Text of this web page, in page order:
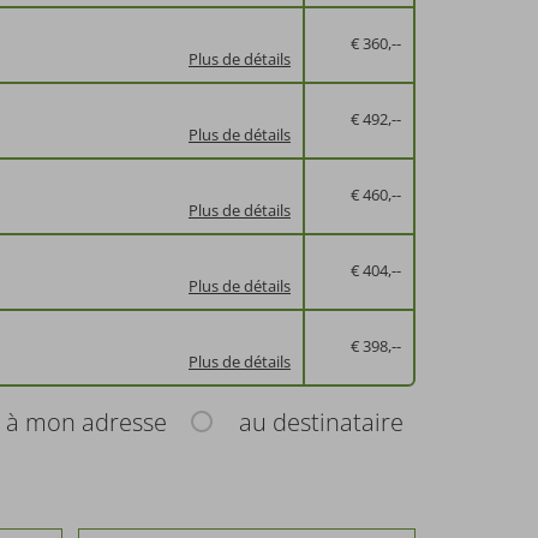
€ 360,--
Plus de détails
€ 492,--
Plus de détails
les enfants
€ 460,--
Plus de détails
€ 404,--
Plus de détails
€ 398,--
Plus de détails
au destinataire
à mon adresse